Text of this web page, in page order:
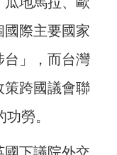
際主要國家
台」，而台灣
策跨國議會聯
勞。